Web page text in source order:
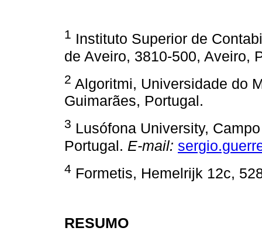
1 Instituto Superior de
de Aveiro, 3810-500, Aveiro,
2 Algoritmi, Universidade do
Guimarães, Portugal.
3 Lusófona University,
Portugal. E-mail:
4 Formetis, Hemelrijk 12c,
RESUMO